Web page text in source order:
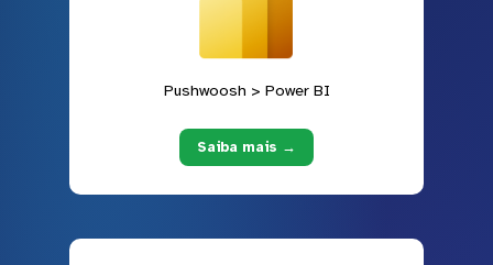
Pushwoosh > Power BI
Saiba mais →